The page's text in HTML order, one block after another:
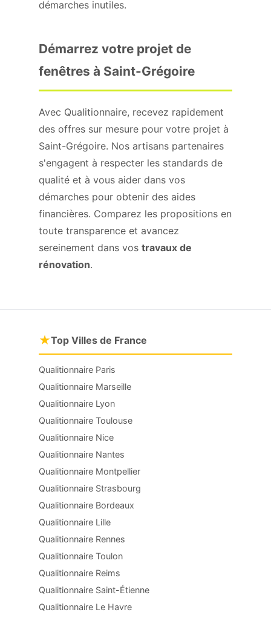
démarches inutiles.
Démarrez votre projet de
fenêtres à Saint-Grégoire
Avec Qualitionnaire, recevez rapidement
des offres sur mesure pour votre projet à
Saint-Grégoire. Nos artisans partenaires
s'engagent à respecter les standards de
qualité et à vous aider dans vos
démarches pour obtenir des aides
financières. Comparez les propositions en
toute transparence et avancez
sereinement dans vos travaux de
rénovation.
★Top Villes de France
Qualitionnaire Paris
Qualitionnaire Marseille
Qualitionnaire Lyon
Qualitionnaire Toulouse
Qualitionnaire Nice
Qualitionnaire Nantes
Qualitionnaire Montpellier
Qualitionnaire Strasbourg
Qualitionnaire Bordeaux
Qualitionnaire Lille
Qualitionnaire Rennes
Qualitionnaire Toulon
Qualitionnaire Reims
Qualitionnaire Saint-Étienne
Qualitionnaire Le Havre